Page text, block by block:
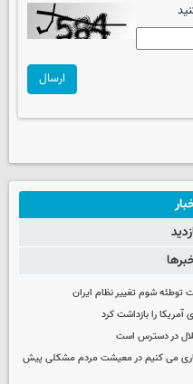
ارسال
شوم تغییر نظام ایران
آمریکا را بازداشت کرد
در دسترس است
کاری می کنیم در معیشت مردم مشکلی پیش